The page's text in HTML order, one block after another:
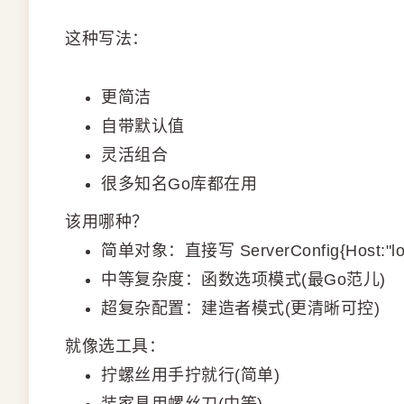
这种写法：
更简洁
自带默认值
灵活组合
很多知名Go库都在用
该用哪种？
简单对象：直接写
中等复杂度：函数选项模式(最Go范儿)
超复杂配置：建造者模式(更清晰可控)
就像选工具：
拧螺丝用手拧就行(简单)